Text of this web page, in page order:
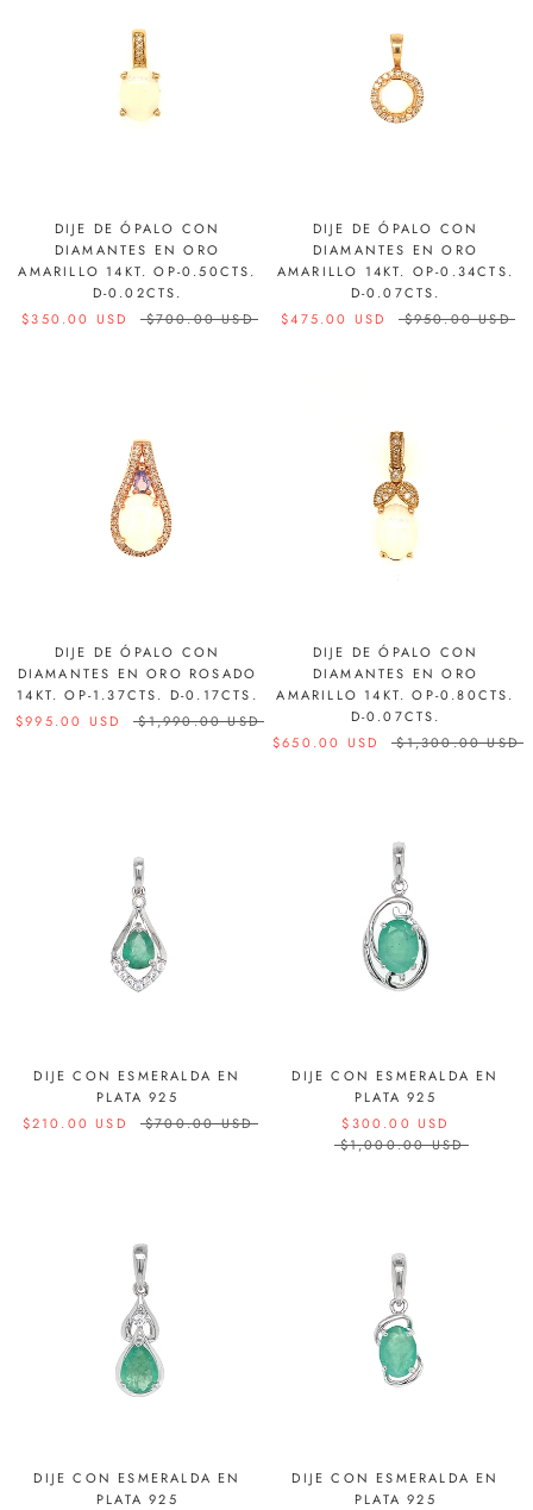
DIJE DE ÓPALO CON
DIAMANTES EN ORO
AMARILLO 14KT. OP-0.50CTS.
D-0.02CTS.
$350.00 USD
$700.00 USD
DIJE DE ÓPALO CON
DIAMANTES EN ORO
AMARILLO 14KT. OP-0.34CTS.
D-0.07CTS.
$475.00 USD
$950.00 USD
DIJE DE ÓPALO CON
DIAMANTES EN ORO ROSADO
14KT. OP-1.37CTS. D-0.17CTS.
$995.00 USD
$1,990.00 USD
DIJE DE ÓPALO CON
DIAMANTES EN ORO
AMARILLO 14KT. OP-0.80CTS.
D-0.07CTS.
$650.00 USD
$1,300.00 USD
DIJE CON ESMERALDA EN
PLATA 925
$210.00 USD
$700.00 USD
DIJE CON ESMERALDA EN
PLATA 925
$300.00 USD
$1,000.00 USD
DIJE CON ESMERALDA EN
PLATA 925
DIJE CON ESMERALDA EN
PLATA 925